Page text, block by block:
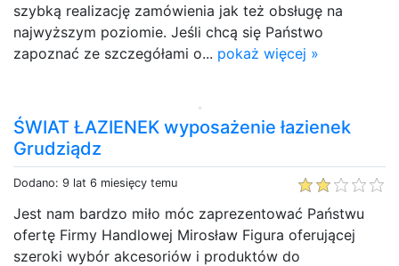
szybką realizację zamówienia jak też obsługę na
najwyższym poziomie. Jeśli chcą się Państwo
zapoznać ze szczegółami o... pokaż więcej »
ŚWIAT ŁAZIENEK wyposażenie łazienek
Grudziądz
Dodano: 9 lat 6 miesięcy temu
Jest nam bardzo miło móc zaprezentować Państwu
ofertę Firmy Handlowej Mirosław Figura oferującej
szeroki wybór akcesoriów i produktów do